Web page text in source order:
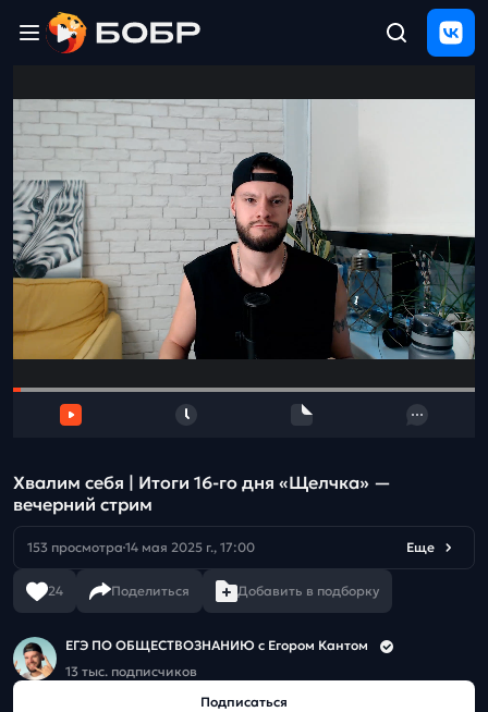
ЩЕЛЧОК
2026
Полезные
материалы
Проверка
сочинений
поддержка
и
Хвалим себя | Итоги 16-го дня «Щелчка» —
вечерний стрим
153 просмотра 14 мая 2025 г., 17:00 Еще
24 Поделиться Добавить в подборку
ЕГЭ ПО ОБЩЕСТВОЗНАНИЮ c Егором Кантом
13 тыс. подписчиков
Подписаться